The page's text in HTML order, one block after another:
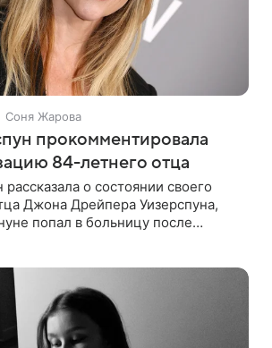
Соня Жарова
прокомментировала
84-летнего отца
рассказала о состоянии своего
Джона Дрейпера Уизерспуна,
попал в больницу после